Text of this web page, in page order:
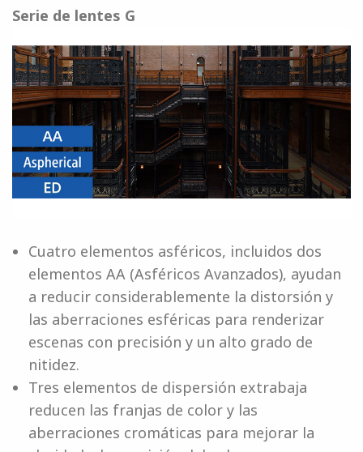
Serie de lentes G
Cuatro elementos asféricos, incluidos dos
elementos AA (Asféricos Avanzados), ayudan
a reducir considerablemente la distorsión y
las aberraciones esféricas para renderizar
escenas con precisión y un alto grado de
nitidez.
Tres elementos de dispersión extrabaja
reducen las franjas de color y las
aberraciones cromáticas para mejorar la